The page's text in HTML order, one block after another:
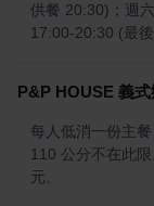
供餐 20:30)；週
17:00-20:30 (最
P&P HOUSE 義
每人低消一份主
110 公分不在此
元。